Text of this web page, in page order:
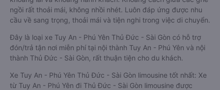
ngồi rất thoải mái, không nhồi nhét. Luôn đáp ứng được nhu
cầu về sang trọng, thoải mái và tiện nghi trong việc di chuyển.
Đây là loại xe Tuy An - Phú Yên Thủ Đức - Sài Gòn có hỗ trợ
đón/trả tận nơi miễn phí tại nội thành Tuy An - Phú Yên và nội
thành Thủ Đức - Sài Gòn, rất thuận tiện cho du khách.
Xe Tuy An - Phú Yên Thủ Đức - Sài Gòn limousine tốt nhất: Xe
từ Tuy An - Phú Yên đi Thủ Đức - Sài Gòn limousine được